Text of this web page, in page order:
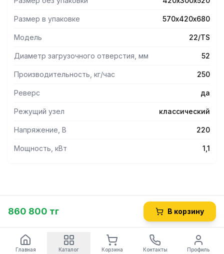
Размер в упаковке 570х420х680
Модель 22/TS
Диаметр загрузочного отверстия, мм 52
Производительность, кг/час 250
Реверс да
Режущий узел классический
Напряжение, В 220
Мощность, кВт 1,1
860 800 тг В корзину
Главная Каталог Корзина Контакты Профиль